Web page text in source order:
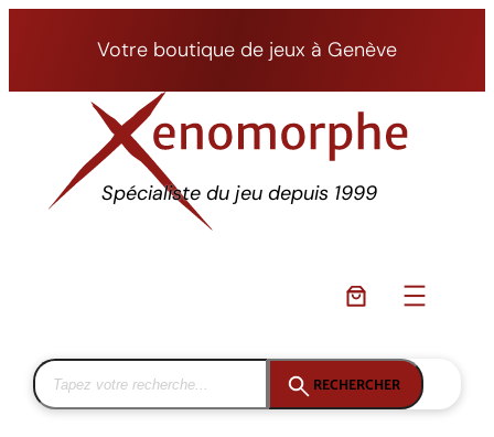
Votre boutique de jeux à Genève
Spécialiste du jeu depuis 1999
RECHERCHER